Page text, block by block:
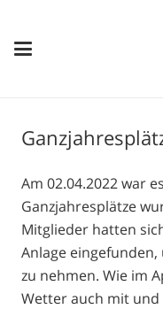
Am 02.04.2022 war
Ganzjahresplätze
Mitglieder hatten
Anlage eingefunden,
zu nehmen. Wie im
Wetter auch mit